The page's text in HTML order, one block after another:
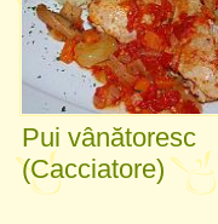
Pui vânătoresc
(Cacciatore)